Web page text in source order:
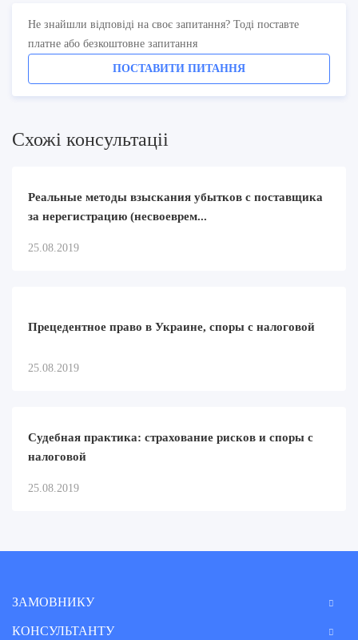
Не знайшли відповіді на своє запитання? Тоді поставте
платне або безкоштовне запитання
ПОСТАВИТИ ПИТАННЯ
Схожi консультацii
Реальные методы взыскания убытков с поставщика
за нерегистрацию (несвоеврем...
25.08.2019
Прецедентное право в Украине, споры с налоговой
25.08.2019
Судебная практика: страхование рисков и споры с
налоговой
25.08.2019
ЗАМОВНИКУ
КОНСУЛЬТАНТУ